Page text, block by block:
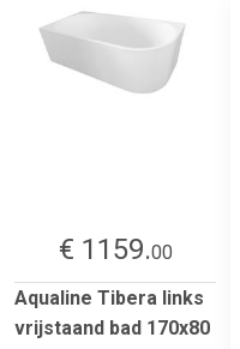
€ 1159.00
Aqualine Tibera links
vrijstaand bad 170x80